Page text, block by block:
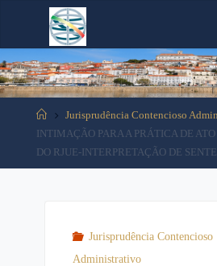
Jurisprudência Contencioso
INTIMAÇÃO PARA A PRÁTICA DE
DO RJUE-INTERPRETAÇÃO DE
Jurisprudência Contencioso
Administrativo
Tooltip content